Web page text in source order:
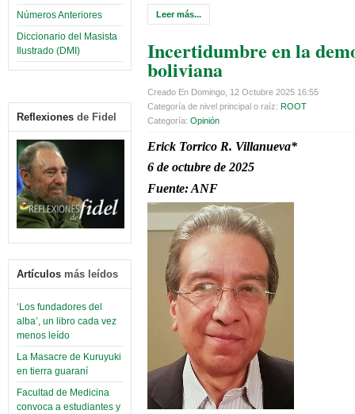
Números Anteriores
Diccionario del Masista
Ilustrado (DMI)
Reflexiones de Fidel
Artículos más leídos
‘Los fundadores del
alba’, un libro cada vez
menos leído
La Masacre de Kuruyuki
en tierra guaraní
Facultad de Medicina
convoca a estudiantes y
Leer más...
Incertidumbre en la
boliviana
Creado En Domingo, 12 Octubre 2025 16:55
Categoría de nivel principal o raíz: ROOT
Categoría: Opinión
Erick Torrico R. Villanueva*
6 de octubre de 2025
Fuente: ANF